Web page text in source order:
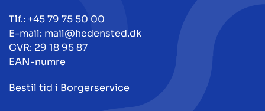
Tlf.: +45 79 75 50 00
E-mail: mail@hedensted.dk
CVR: 29 18 95 87
EAN-numre
Bestil tid i Borgerservice